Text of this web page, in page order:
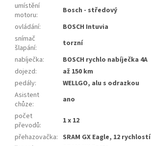
umístění
motoru:
Bosch - středový
ovládání:
BOSCH Intuvia
snímač
šlapání:
torzní
nabíječka:
BOSCH rychlo nabíječka 4A
dojezd:
až 150 km
pedály:
WELLGO, alu s odrazkou
Asistent
chůze:
ano
počet
převodů:
1 x 12
přehazovačka: SRAM GX Eagle, 12 rychlostí